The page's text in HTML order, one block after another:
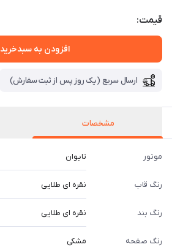
قیمت:
افزودن به سبدخرید
ارسال سریع (یک روز پس از ثبت سفارش)
مشخصات
موتور تایوان
رنگ قاب نقره ای طلایی
رنگ بند نقره ای طلایی
رنگ صفحه مشکی